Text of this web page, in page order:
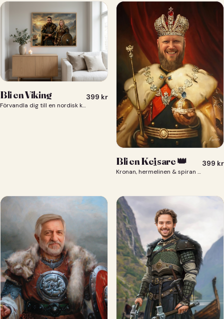
Bli en Viking
Förvandla dig till en nordisk krigare i ett episkt vikingaporträtt.
399 kr
Bli en Kejsare 👑
Kronan, hermelinen & spiran — du som kejsare 👑
399 kr